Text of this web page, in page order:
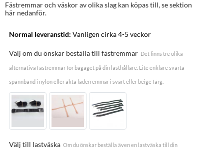
Fästremmar och väskor av olika slag kan köpas till, se sektion
här nedanför.
Normal leveranstid: Vanligen cirka 4-5 veckor
Välj om du önskar beställa till fästremmar Det finns tre olika
alternativa fästremmar för bagaget på din lasthållare. Lite enklare svarta
spännband i nylon eller äkta läderremmar i svart eller beige färg.
Välj till lastväska Om du önskar beställa även en lastväska till din